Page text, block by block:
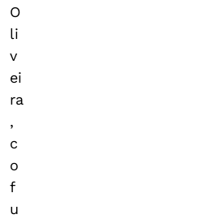
O
li
v
ei
ra
,
c
o
f
u